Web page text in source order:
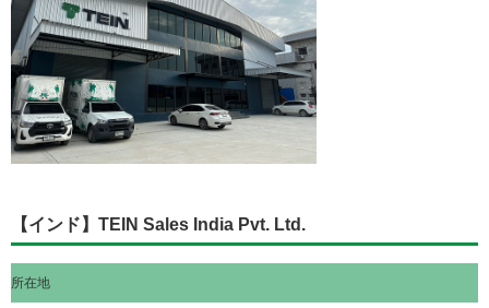
【インド】TEIN Sales India Pvt. Ltd.
所在地